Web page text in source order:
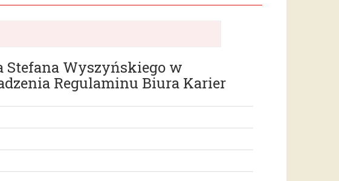
Stefana Wyszyńskiego w
Regulaminu Biura Karier